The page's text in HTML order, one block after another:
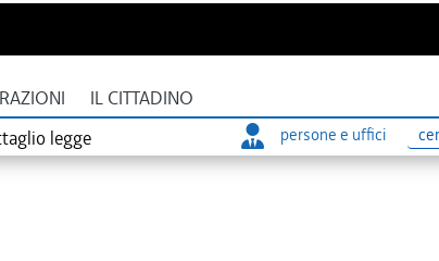
IL CITTADINO
legge persone e uffici